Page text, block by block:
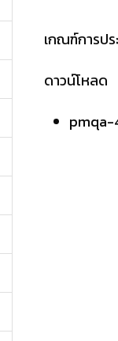
เกณฑ์การปร
ดาวน์โหลด
pmqa-